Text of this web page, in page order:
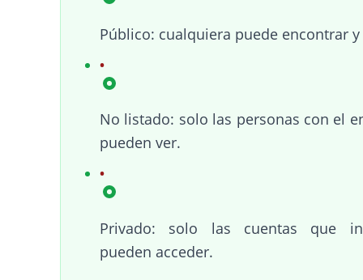
Público: cualquiera puede encontrar y
No listado: solo las personas con el
pueden ver.
Privado: solo las cuentas que
pueden acceder.